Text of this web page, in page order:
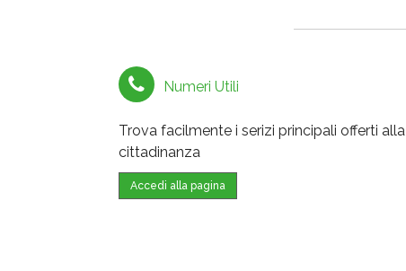
Numeri Utili
Trova facilmente i serizi principali offerti alla
cittadinanza
Accedi alla pagina